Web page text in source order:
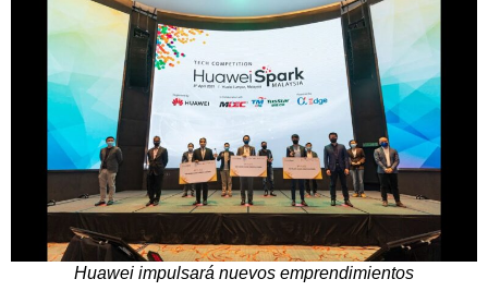
Huawei impulsará nuevos emprendimientos